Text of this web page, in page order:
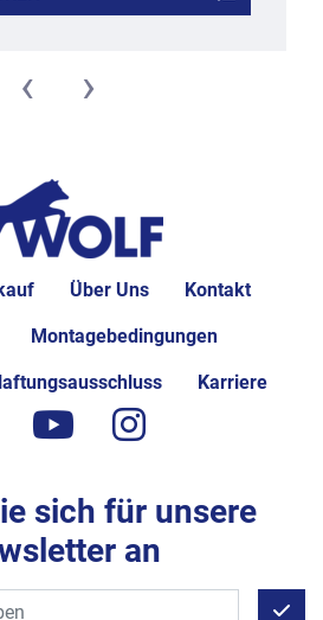
‹ ›
Über Uns Kontakt
Montagebedingungen
Karriere
youtubeinstagram
sich für unsere
an